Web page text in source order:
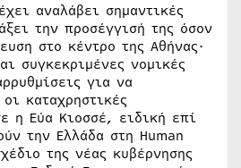
αναλάβει σημαντικές
την προσέγγισή της όσον
στο κέντρο της Αθήνας·
συγκεκριμένες νομικές
για να
καταχρηστικές
η Εύα Κιοσσέ, ειδική επί
την Ελλάδα στη Human
της νέας κυβέρνησης